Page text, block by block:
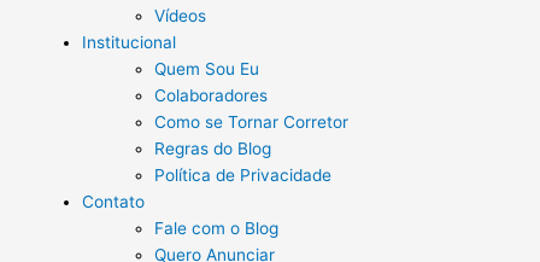
Vídeos
Institucional
Quem Sou Eu
Colaboradores
Como se Tornar Corretor
Regras do Blog
Política de Privacidade
Contato
Fale com o Blog
Quero Anunciar